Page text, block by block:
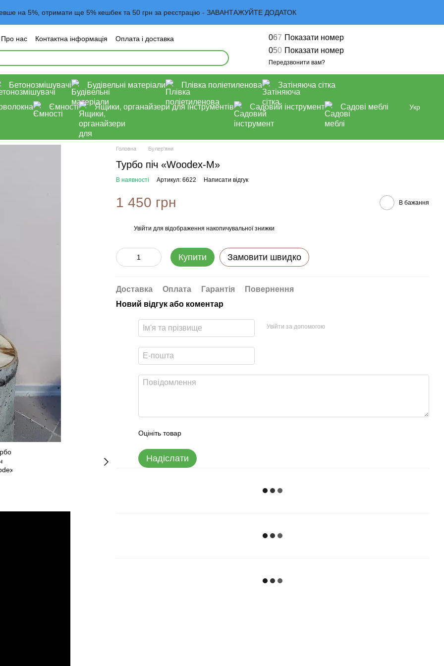
на 5%, отримати ще 5% кешбек та 50 грн за реєстрацію - ЗАВАНТАЖУЙТЕ ДОДАТОК
Про нас Контактна інформація
Оплата і доставка
користувача
Договор оферта Блог
067 Показати номер
050 Показати номер
Передзвонити вам?
Бетонозмішувачі Будівельні матеріали Плівка поліетиленова Затіняюча сітка
Ємності Ящики, органайзери для інструментів Садовий інструмент Садові меблі Укр
Головна Булер'яни
Турбо піч «Woodex-М»
В наявності Артикул: 6622 Написати відгук
1 450 грн В бажання
Увійти для відображення накопичувальної знижки
Купити Замовити швидко
Доставка Оплата Гарантія
Повернення
Новий відгук або коментар
Увійти за допомогою
Оцініть товар
Надіслати